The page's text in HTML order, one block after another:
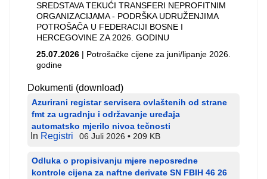
SREDSTAVA TEKUĆI TRANSFERI NEPROFITNIM
ORGANIZACIJAMA - PODRŠKA UDRUŽENJIMA
POTROŠAČA U FEDERACIJI BOSNE I
HERCEGOVINE ZA 2026. GODINU
25.07.2026 | Potrošačke cijene za juni/lipanje 2026.
godine
Dokumenti (download)
Azurirani registar servisera ovlaštenih od strane
fmt za ugradnju i održavanje uređaja
automatsko mjerilo nivoa tečnosti
In Registri 06 Juli 2026 209 KB
Odluka o propisivanju mjere neposredne
kontrole cijena za naftne derivate SN FBIH 46 26